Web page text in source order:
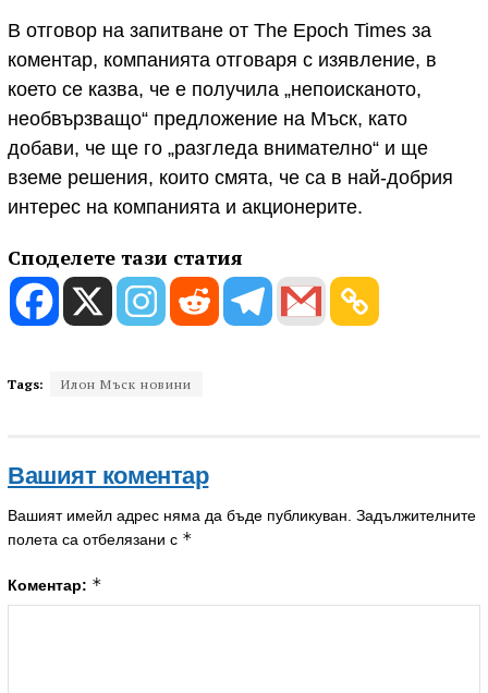
В отговор на запитване от The Epoch Times за
коментар, компанията отговаря с изявление, в
което се казва, че е получила „непоисканото,
необвързващо“ предложение на Мъск, като
добави, че ще го „разгледа внимателно“ и ще
вземе решения, които смята, че са в най-добрия
интерес на компанията и акционерите.
Споделете тази статия
Tags: Илон Мъск новини
Вашият коментар
Вашият имейл адрес няма да бъде публикуван. Задължителните
полета са отбелязани с *
Коментар: *